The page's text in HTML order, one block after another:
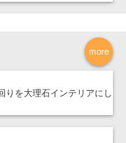
more
りを大理石インテリアにし